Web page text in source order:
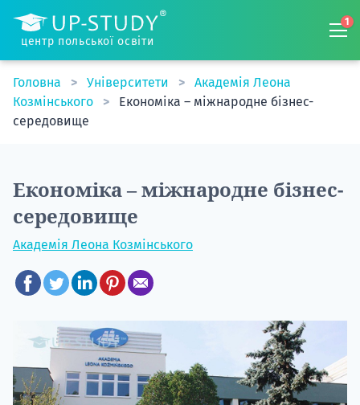
центр польської освіти
1
Головна Університети
Академія Леона
Козмінського
Економіка – міжнародне бізнес-
середовище
Економіка – міжнародне бізнес-
середовище
Академія Леона Козмінського